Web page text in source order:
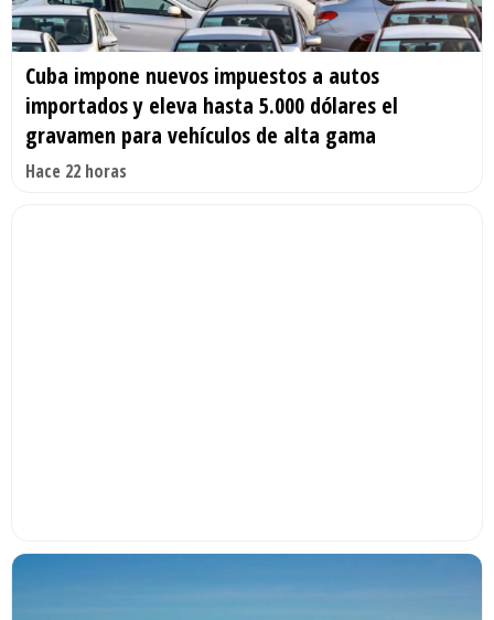
Cuba impone nuevos impuestos a autos
importados y eleva hasta 5.000 dólares el
gravamen para vehículos de alta gama
Hace 22 horas